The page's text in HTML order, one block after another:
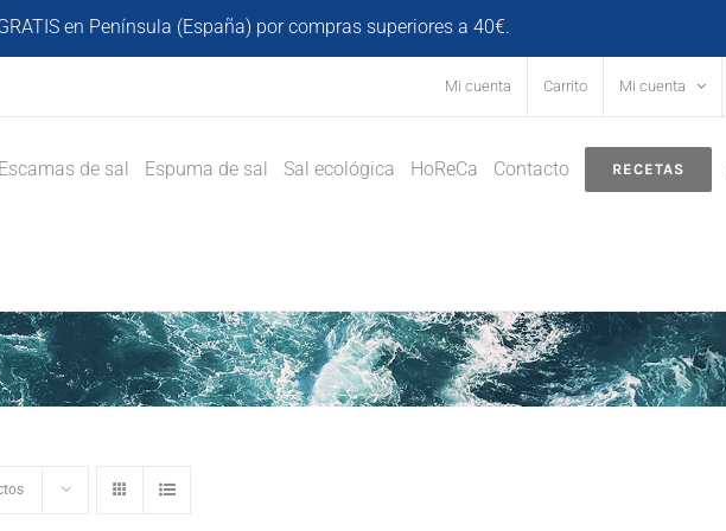
en Península (España) por compras superiores a 40€.
Mi cuenta Carrito Mi cuenta
Escamas de sal Espuma de sal Sal ecológica HoReCa Contacto RECETAS